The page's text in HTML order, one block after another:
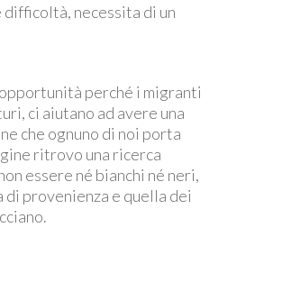
necessita di un
perché i migranti
ci aiutano ad avere una
che ognuno di noi porta
ritrovo una ricerca
essere né bianchi né neri,
provenienza e quella dei